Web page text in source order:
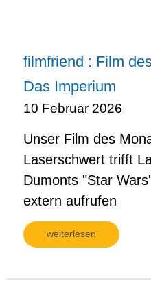
filmfriend : Film
Das Imperium
10 Februar 2026
Unser Film des
Laserschwert trifft
Dumonts "Star
extern aufrufen
weiterlesen